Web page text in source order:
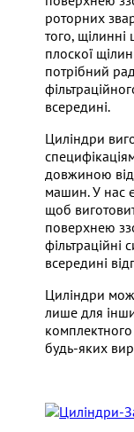
роторних
того,
плоскої
потрібний
всередині.
Циліндри
довжиною
машин. У нас
щоб
поверхнею
всередині
Циліндри
лише для
будь-яких